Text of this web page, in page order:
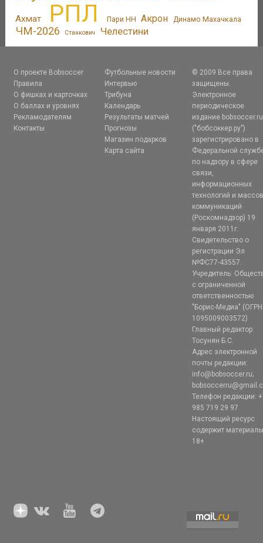
Ахмат РПЛ Пари НН Акрон Динамо Махачкала
ЧМ-2026 Станкович Челестини
О проекте Bobsoccer
Правила
О фишках и карточках
О баллах и уровнях
Рекламодателям
Контакты
Футбольные новости
Интервью
Трибуна
Календарь
Результаты матчей
Прогнозы
Магазин подарков
Карта сайта
© 2009 Все права
защищены.
Электронное
периодическое
издание bobsoccer.ru
("бобсоккер.ру")
зарегистрировано в
Федеральной
по надзору в сфере
связи,
информационных
технологий и
коммуникаций
(Роскомнадзор) 19
января 2011г.
Свидетельство о
регистрации Эл
№ФС77-43557.
Учредитель:
с ограниченной
ответственностью
"Борис-Медиа" (ОГРН
1095009003572)
Главный редактор:
Тосунян Б.С.
Адрес электронной
почты редакции:
info@bobsoccer.ru;
Телефон редакции:
985 719 29 97
Настоящий ресурс
содержит
18+